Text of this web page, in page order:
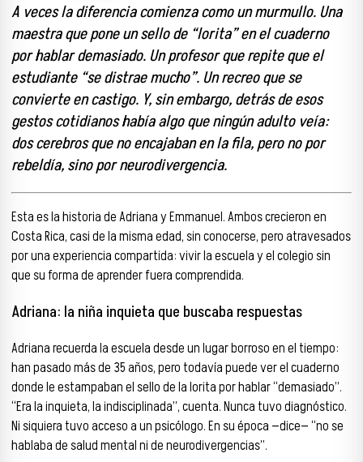
A veces la diferencia comienza como un murmullo. Una
maestra que pone un sello de “lorita” en el cuaderno
por hablar demasiado. Un profesor que repite que el
estudiante “se distrae mucho”. Un recreo que se
convierte en castigo. Y, sin embargo, detrás de esos
gestos cotidianos había algo que ningún adulto veía:
dos cerebros que no encajaban en la fila, pero no por
rebeldía, sino por neurodivergencia.
Esta es la historia de Adriana y Emmanuel. Ambos crecieron en
Costa Rica, casi de la misma edad, sin conocerse, pero atravesados
por una experiencia compartida: vivir la escuela y el colegio sin
que su forma de aprender fuera comprendida.
Adriana: la niña inquieta que buscaba respuestas
Adriana recuerda la escuela desde un lugar borroso en el tiempo:
han pasado más de 35 años, pero todavía puede ver el cuaderno
donde le estampaban el sello de la lorita por hablar “demasiado”.
“Era la inquieta, la indisciplinada”, cuenta. Nunca tuvo diagnóstico.
Ni siquiera tuvo acceso a un psicólogo. En su época —dice— “no se
hablaba de salud mental ni de neurodivergencias”.